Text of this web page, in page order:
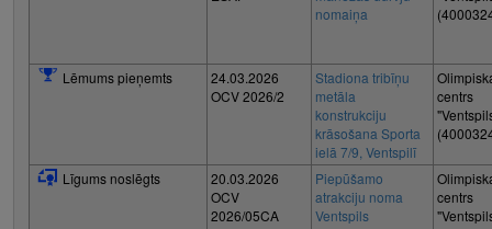
nomaiņa
Lēmums pieņemts
24.03.2026
OCV 2026/2
Stadiona tribīņu
metāla
konstrukciju
krāsošana Sporta
ielā 7/9, Ventspilī
centrs
Līgums noslēgts
20.03.2026
OCV
2026/05CA
Piepūšamo
atrakciju noma
Ventspils
centrs